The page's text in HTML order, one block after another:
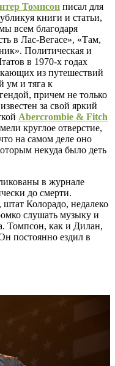
Томпсон писал для
книги и статьи,
всем благодаря
в Лас-Вегасе», «Там,
Политическая и
в 1970-х годах
из путешествий
ум и тяга к
причем не только
за свой яркий
Abercrombie & Fitch
круглое отверстие,
на самом деле оно
некуда было деть
в журнале
до смерти.
Колорадо, недалеко
слушать музыку и
Томпсон, как и Дилан,
постоянно ездил в